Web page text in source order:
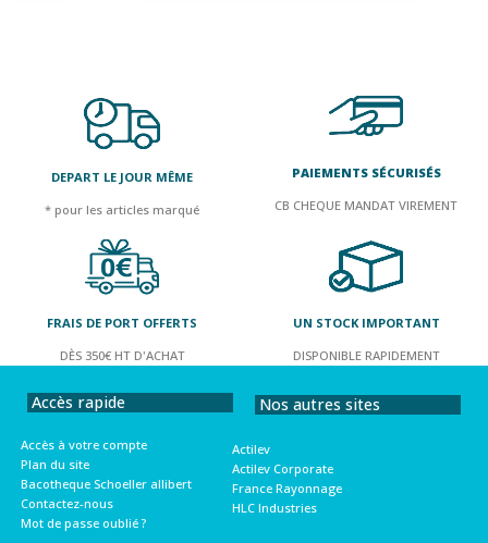
DEPART LE JOUR MÊME
* pour les articles marqué
PAIEMENTS SÉCURISÉS
CB CHEQUE MANDAT VIREMENT
FRAIS DE PORT OFFERTS
DÈS 350€ HT D'ACHAT
UN STOCK IMPORTANT
DISPONIBLE RAPIDEMENT
Accès rapide
Accès à votre compte
Plan du site
Bacotheque Schoeller allibert
Contactez-nous
Mot de passe oublié ?
Nos autres sites
Actilev
Actilev Corporate
France Rayonnage
HLC Industries